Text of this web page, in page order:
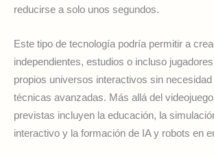
reducirse a solo unos segundos.
Este tipo de tecnología podría permitir a
independientes, estudios o incluso
propios universos interactivos sin necesidad
técnicas avanzadas. Más allá del
previstas incluyen la educación, la
interactivo y la formación de IA y robots en